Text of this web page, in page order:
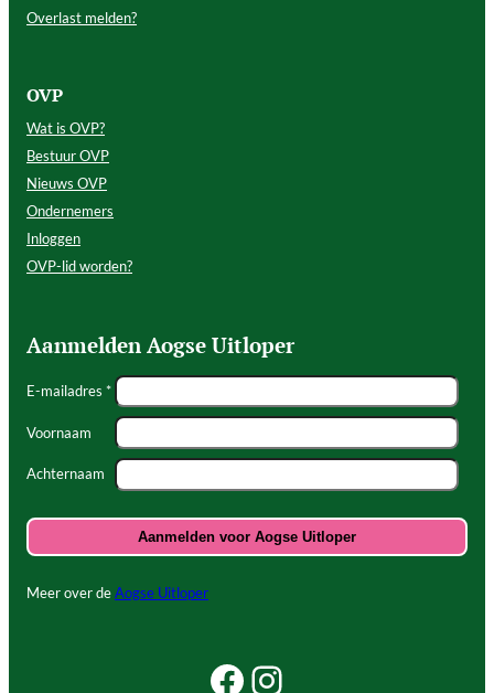
Overlast melden?
OVP
Wat is OVP?
Bestuur OVP
Nieuws OVP
Ondernemers
Inloggen
OVP-lid worden?
Aanmelden Aogse Uitloper
E-mailadres *
Voornaam
Achternaam
Meer over deAogse Uitloper
Facebook Beleef Princenhage
Instagram Beleef Princenhage